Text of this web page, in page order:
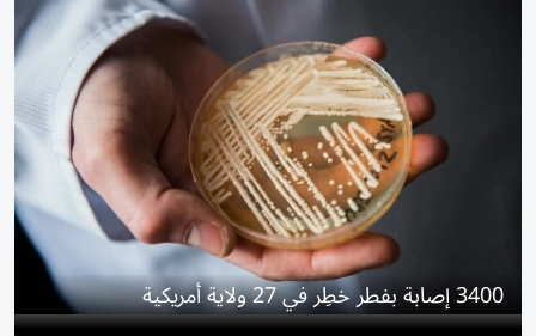
3400 إصابة بفطر خطِر في 27 ولاية أمريكية